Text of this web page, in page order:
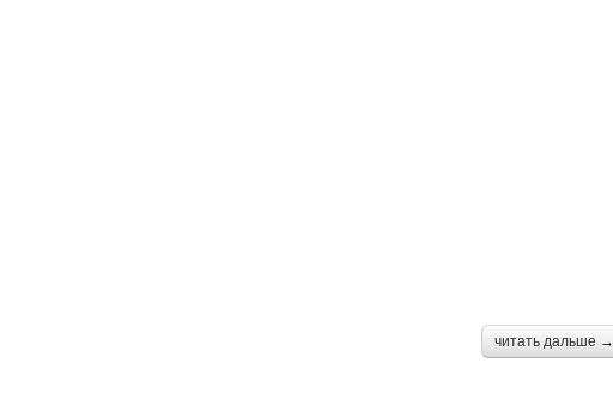
читать дальше →